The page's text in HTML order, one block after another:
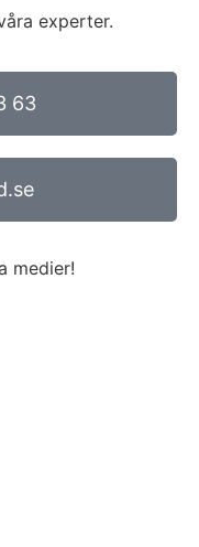
experter.
63
medier!